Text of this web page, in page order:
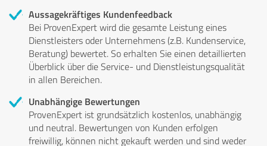
Aussagekräftiges Kundenfeedback
Bei ProvenExpert wird die gesamte Leistung eines
Dienstleisters oder Unternehmens (z.B. Kundenservice,
Beratung) bewertet. So erhalten Sie einen detaillierten
Überblick über die Service- und Dienstleistungsqualität
in allen Bereichen.
Unabhängige Bewertungen
ProvenExpert ist grundsätzlich kostenlos, unabhängig
und neutral. Bewertungen von Kunden erfolgen
freiwillig, können nicht gekauft werden und sind weder